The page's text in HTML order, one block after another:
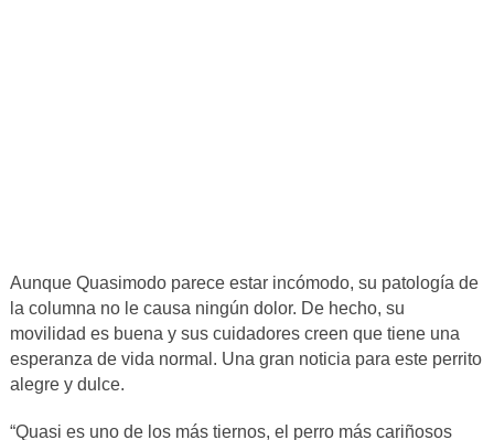
Aunque Quasimodo parece estar incómodo, su patología de
la columna no le causa ningún dolor. De hecho, su
movilidad es buena y sus cuidadores creen que tiene una
esperanza de vida normal. Una gran noticia para este perrito
alegre y dulce.
“Quasi es uno de los más tiernos, el perro más cariñosos